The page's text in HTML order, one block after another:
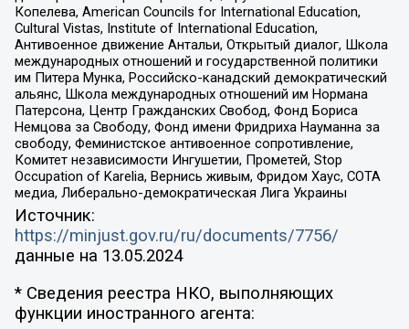
Копелева, American Councils for International Education,
Cultural Vistas, Institute of International Education,
Антивоенное движение Антальи, Открытый диалог, Школа
международных отношений и государственной политики
им Питера Мунка, Российско-канадский демократический
альянс, Школа международных отношений им Нормана
Патерсона, Центр Гражданских Свобод, Фонд Бориса
Немцова за Свободу, Фонд имени Фридриха Науманна за
свободу, Феминистское антивоенное сопротивление,
Комитет независимости Ингушетии, Прометей, Stop
Occupation of Karelia, Вернись живым, Фридом Хаус, СОТА
медиа, Либерально-демократическая Лига Украины
Источник:
https://minjust.gov.ru/ru/documents/7756/
данные на 13.05.2024
* Сведения реестра НКО, выполняющих
функции иностранного агента: